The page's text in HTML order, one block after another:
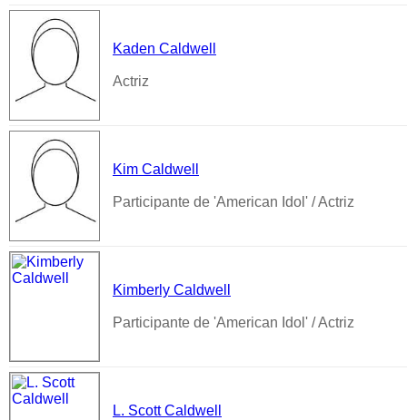
Kaden Caldwell
Actriz
Kim Caldwell
Participante de 'American Idol' / Actriz
Kimberly Caldwell
Participante de 'American Idol' / Actriz
L. Scott Caldwell